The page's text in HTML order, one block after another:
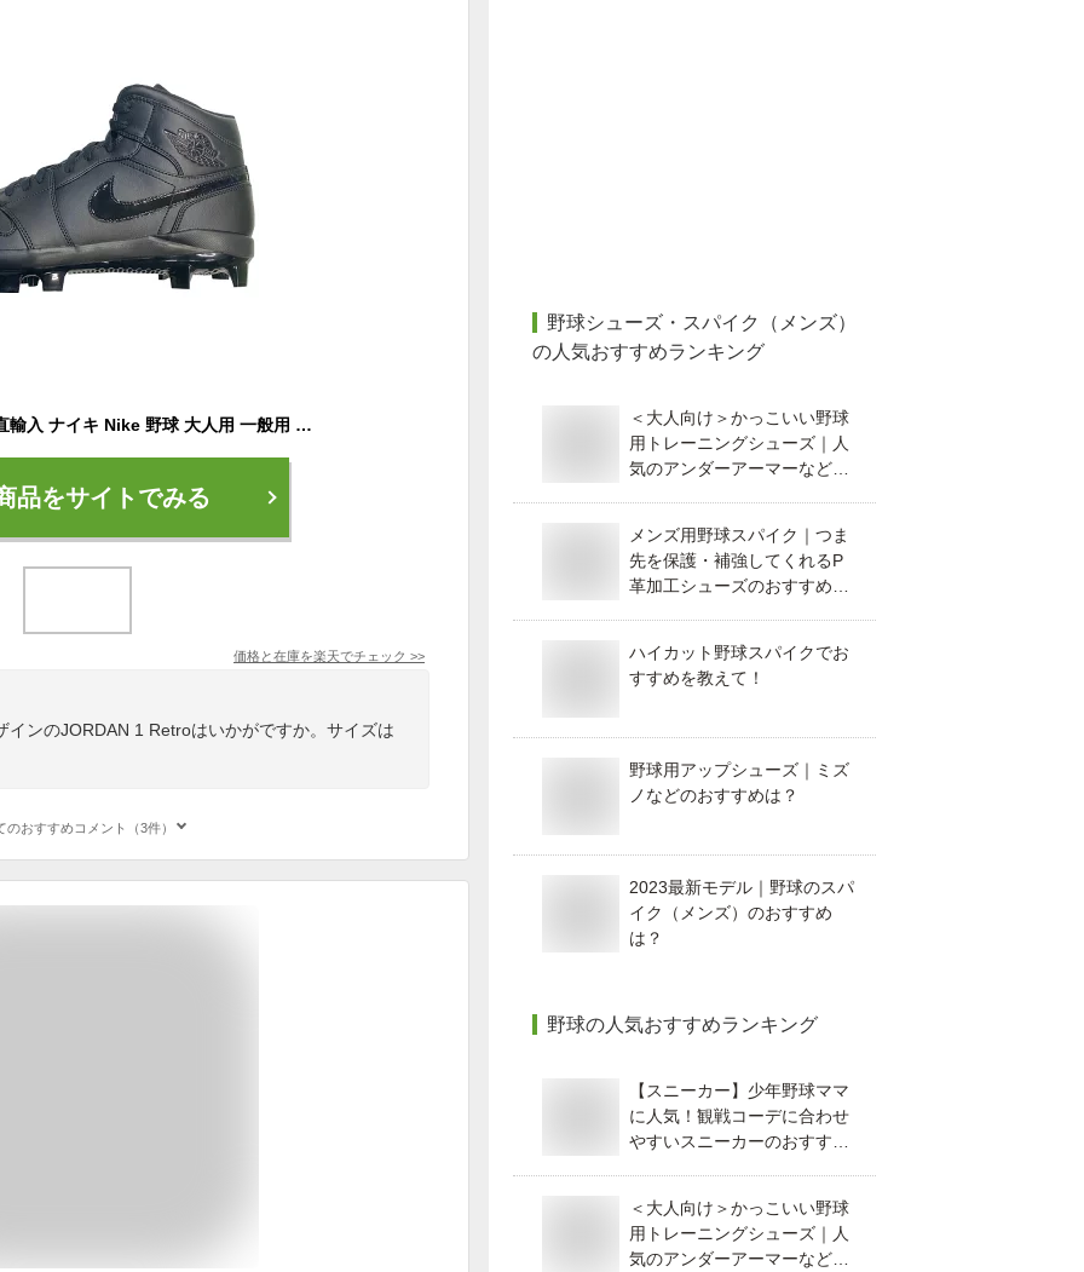
日本未発売 アメリカ直輸入 ナイキ Nike 野球 大人用 一般用 ジョーダン1レトロMCS Jordan 1 Retro MCS ハイカットタイプ 軽量 メンズ スタッドスパイク ブラック AV5354 26cm 27cm 28cm 29cm 30cm
品をサイトでみる
価格と在庫を楽天でチェック >>
インのJORDAN 1 Retroはいかがですか。サイズは
のおすすめコメント（3件）
野球シューズ・スパイク（メンズ）
の人気おすすめランキング
＜大人向け＞かっこいい野球
用トレーニングシューズ｜人
気のアンダーアーマーなど人
メンズ用野球スパイク｜つま
先を保護・補強してくれるP
革加工シューズのおすすめ
ハイカット野球スパイクでお
すすめを教えて！
野球用アップシューズ｜ミズ
ノなどのおすすめは？
2023最新モデル｜野球のスパ
イク（メンズ）のおすすめ
は？
野球の人気おすすめランキング
【スニーカー】少年野球ママ
に人気！観戦コーデに合わせ
やすいスニーカーのおすすめ
＜大人向け＞かっこいい野球
用トレーニングシューズ｜人
気のアンダーアーマーなど人